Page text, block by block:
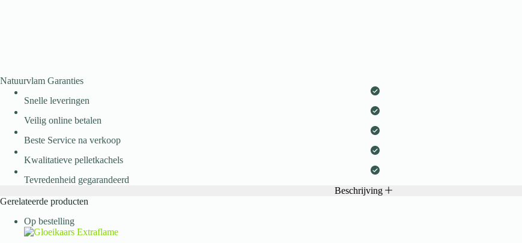
Natuurvlam Garanties
Snelle leveringen
Veilig online betalen
Beste Service na verkoop
Kwalitatieve pelletkachels
Tevredenheid gegarandeerd
Beschrijving
Gerelateerde producten
Op bestelling